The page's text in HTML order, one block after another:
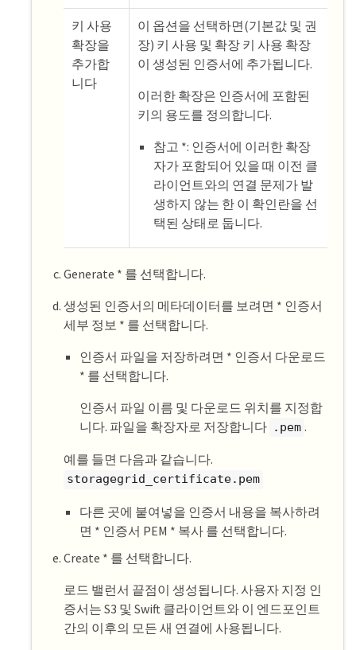
키 사용
확장을
추가합
니다
이 옵션을 선택하면(기본값 및 권
장) 키 사용 및 확장 키 사용 확장
이 생성된 인증서에 추가됩니다.
이러한 확장은 인증서에 포함된
키의 용도를 정의합니다.
참고 *: 인증서에 이러한 확장
자가 포함되어 있을 때 이전 클
라이언트와의 연결 문제가 발
생하지 않는 한 이 확인란을 선
택된 상태로 둡니다.
Generate * 를 선택합니다.
생성된 인증서의 메타데이터를 보려면 * 인증서
세부 정보 * 를 선택합니다.
인증서 파일을 저장하려면 * 인증서 다운로드
* 를 선택합니다.
인증서 파일 이름 및 다운로드 위치를 지정합
니다. 파일을 확장자로 저장합니다 .pem .
예를 들면 다음과 같습니다.
storagegrid_certificate.pem
다른 곳에 붙여넣을 인증서 내용을 복사하려
면 * 인증서 PEM * 복사 를 선택합니다.
Create * 를 선택합니다.
로드 밸런서 끝점이 생성됩니다. 사용자 지정 인
증서는 S3 및 Swift 클라이언트와 이 엔드포인트
간의 이후의 모든 새 연결에 사용됩니다.